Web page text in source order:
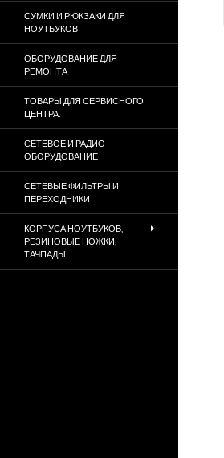
СУМКИ И РЮКЗАКИ ДЛЯ
НОУТБУКОВ
ОБОРУДОВАНИЕ ДЛЯ
РЕМОНТА
ТОВАРЫ ДЛЯ СЕРВИСНОГО
ЦЕНТРА.
СЕТЕВОЕ И РАДИО
ОБОРУДОВАНИЕ
СЕТЕВЫЕ ФИЛЬТРЫ И
ПЕРЕХОДНИКИ
КОРПУСА НОУТБУКОВ,
РЕЗИНОВЫЕ НОЖКИ,
ТАЧПАДЫ